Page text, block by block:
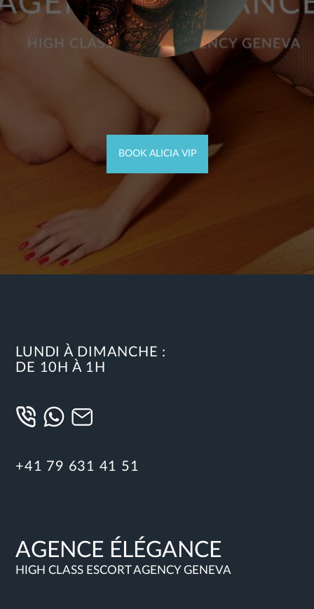
BOOK ALICIA VIP
LUNDI À DIMANCHE :
DE 10H À 1H
+41 79 631 41 51
AGENCE ÉLÉGANCE
HIGH CLASS ESCORT AGENCY GENEVA